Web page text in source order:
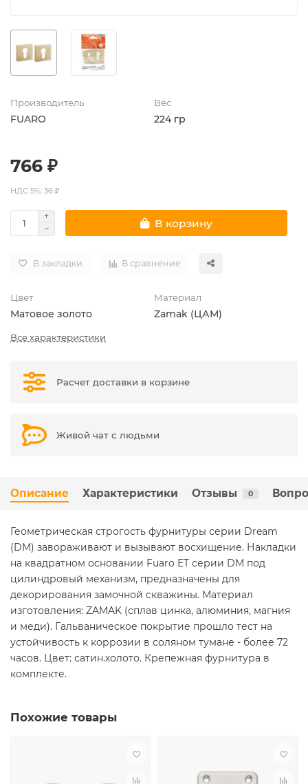
Производитель
FUARO
Вес
224 гр
766 ₽
НДС 5%: 36 ₽
В корзину
В закладки В сравнение
Цвет
Матовое золото
Материал
Zamak (ЦАМ)
Все характеристики
Расчет доставки в корзине
Живой чат с людьми
Описание Характеристики Отзывы 0
Геометрическая строгость фурнитуры серии Dream
(DM) завораживают и вызывают восхищение. Накладки
на квадратном основании Fuaro ET серии DM под
цилиндровый механизм, предназначены для
декорирования замочной скважины. Материал
изготовления: ZAMAK (сплав цинка, алюминия, магния
и меди). Гальваническое покрытие прошло тест на
устойчивость к коррозии в соляном тумане - более 72
часов. Цвет: сатин.холото. Крепежная фурнитура в
комплекте.
Похожие товары